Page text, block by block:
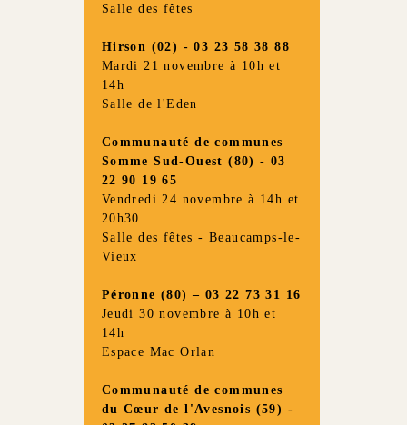
Salle des fêtes
Hirson (02) - 03 23 58 38 88
Mardi 21 novembre à 10h et
14h
Salle de l'Eden
Communauté de communes
Somme Sud-Ouest (80) - 03
22 90 19 65
Vendredi 24 novembre à 14h et
20h30
Salle des fêtes - Beaucamps-le-
Vieux
Péronne (80) – 03 22 73 31 16
Jeudi 30 novembre à 10h et
14h
Espace Mac Orlan
Communauté de communes
du Cœur de l'Avesnois (59) -